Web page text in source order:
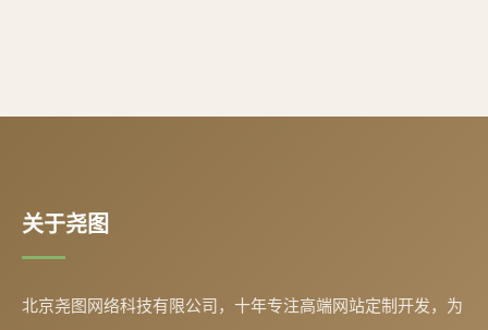
关于尧图
北京尧图网络科技有限公司，十年专注高端网站定制开发，为